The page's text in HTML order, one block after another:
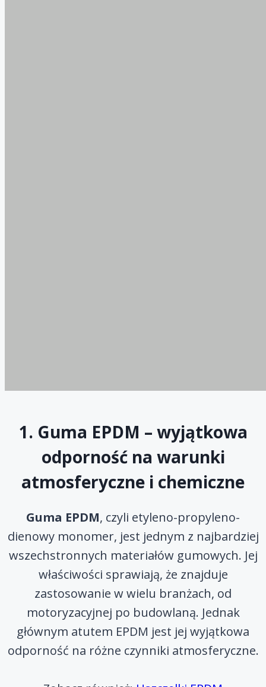
1. Guma EPDM – wyjątkowa
odporność na warunki
atmosferyczne i chemiczne
Guma EPDM, czyli etyleno-propyleno-
dienowy monomer, jest jednym z najbardziej
wszechstronnych materiałów gumowych. Jej
właściwości sprawiają, że znajduje
zastosowanie w wielu branżach, od
motoryzacyjnej po budowlaną. Jednak
głównym atutem EPDM jest jej wyjątkowa
odporność na różne czynniki atmosferyczne.